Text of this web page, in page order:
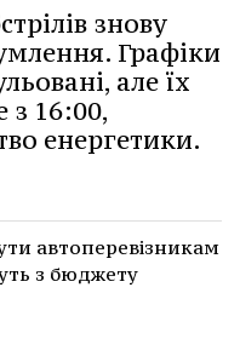
знову
Графіки
але їх
з 16:00,
енергетики.
автоперевізникам
з бюджету